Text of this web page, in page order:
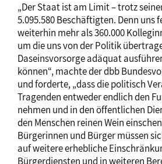
„Der Staat ist am Limit – trotz
5.095.580 Beschäftigten. Denn uns
weiterhin mehr als 360.000
um die uns von der Politik
Daseinsvorsorge adäquat
können“, machte der dbb
und forderte, „dass die politisch
Tragenden entweder endlich den
nehmen und in den öffentlichen
den Menschen reinen Wein
Bürgerinnen und Bürger müssen
auf weitere erhebliche
Bürgerdiensten und in weiteren